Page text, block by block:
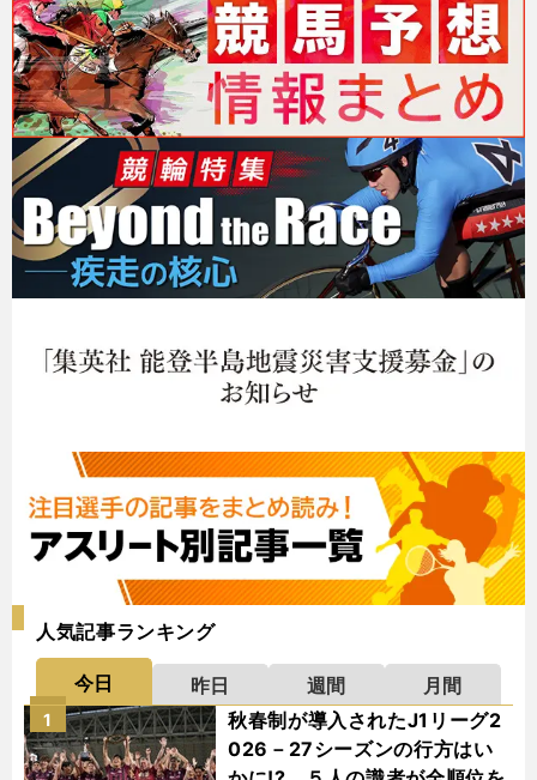
人気記事ランキング
今日 昨日 週間
月間
秋春制が導入されたJ1リーグ2
026－27シーズンの行方はい
1